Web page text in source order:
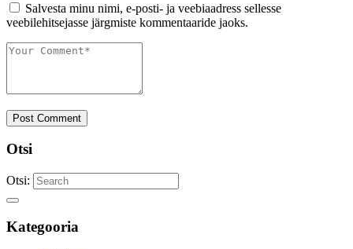
Salvesta minu nimi, e-posti- ja veebiaadress sellesse
veebilehitsejasse järgmiste kommentaaride jaoks.
Post Comment
Otsi
Otsi:
Kategooria